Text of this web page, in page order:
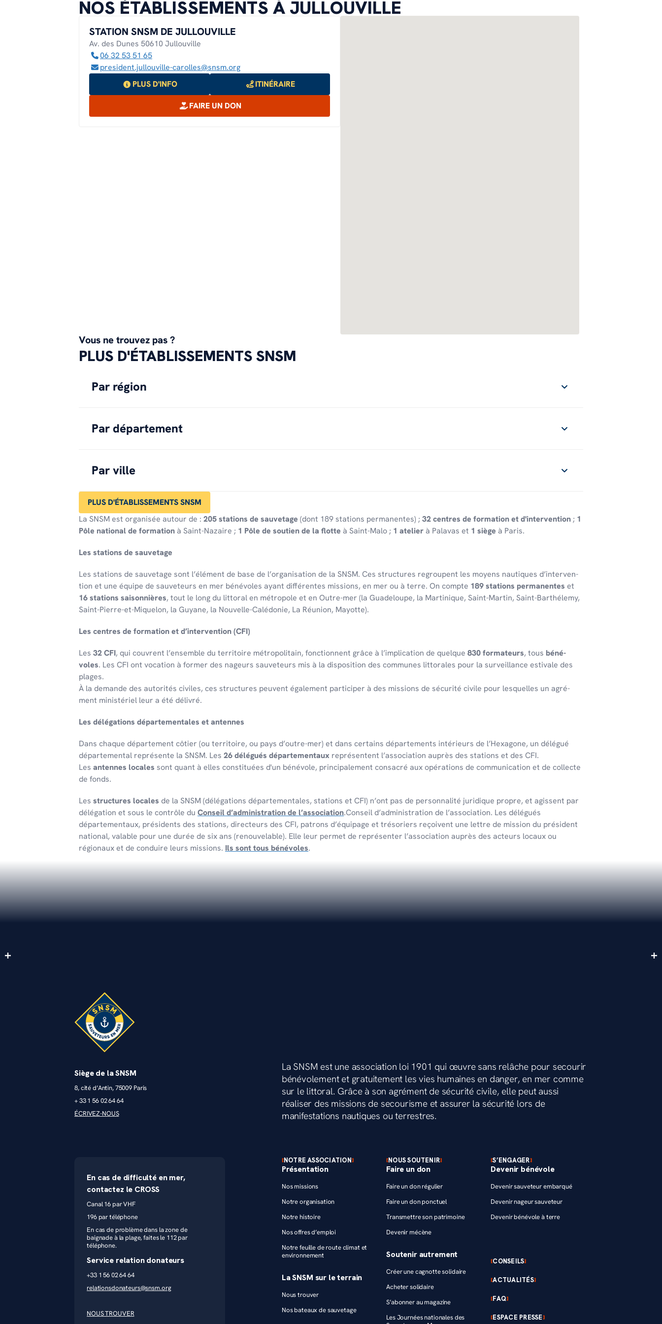
NOS ÉTABLISSEMENTS À JULLOUVILLE
STATION SNSM DE JULLOUVILLE
Av. des Dunes 50610 Jullouville
06 32 53 51 65
president.jullouville-carolles@snsm.org
PLUS D'INFO
ITINÉRAIRE
FAIRE UN DON
Vous ne trouvez pas ?
PLUS D'ÉTABLISSEMENTS SNSM
Par région
Par département
Par ville
PLUS D'ÉTABLISSEMENTS SNSM
La SNSM est organisée autour de : 205 stations de sauvetage (dont 189 stations permanentes) ; 32 centres de formation et d'intervention ; 1
Pôle national de formation à Saint-Nazaire ; 1 Pôle de soutien de la flotte à Saint-Malo ; 1 atelier à Palavas et 1 siège à Paris.
Les stations de sauve­tage
Les stations de sauve­tage sont l’élé­ment de base de l’or­ga­ni­sa­tion de la SNSM. Ces struc­tures regroupent les moyens nautiques d’in­ter­ven­
tion et une équipe de sauveteurs en mer bénévoles ayant différentes missions, en mer ou à terre. On comp­te 189 stations perma­nentes et
16 stations saison­nières, tout le long du litto­ral en métro­pole et en Outre-mer (la Guade­loupe, la Marti­nique, Saint-Martin, Saint-Barthé­lemy,
Saint-Pierre-et-Mique­lon, la Guyane, la Nouvelle-Calé­do­nie, La Réunion, Mayotte).
Les centres de forma­tion et d’in­ter­ven­tion (CFI)
Les 32 CFI, qui couvrent l’en­semble du terri­toire métro­po­li­tain, fonc­tionnent grâce à l’im­pli­ca­tion de quelque 830 forma­teurs, tous béné­
voles. Les CFI ont voca­tion à former des nageurs sauve­teurs mis à la dispo­si­tion des communes litto­rales pour la surveillance esti­vale des
plages.
À la demande des auto­ri­tés civiles, ces struc­tures peuvent égale­ment parti­ci­per à des missions de sécu­rité civile pour lesquelles un agré­
ment minis­té­riel leur a été déli­vré.
Les délé­ga­tions dépar­te­men­tales et antennes
Dans chaque dépar­te­ment côtier (ou terri­toire, ou pays d’outre-mer) et dans certains dépar­te­ments inté­rieurs de l’Hexa­gone, un délé­gué
dépar­te­men­tal repré­sente la SNSM. Les 26 délégués départementaux représentent l’association auprès des stations et des CFI.
Les antennes locales sont quant à elles constituées d'un bénévole, principalement consacré aux opérations de communication et de collecte
de fonds.
Les structures locales de la SNSM (délégations départementales, stations et CFI) n’ont pas de personnalité juridique propre, et agissent par
délégation et sous le contrôle du Conseil d’administration de l’association.Conseil d’administration de l’association. Les délégués
départementaux, présidents des stations, directeurs des CFI, patrons d’équipage et trésoriers reçoivent une lettre de mission du président
national, valable pour une durée de six ans (renouvelable). Elle leur permet de représenter l’association auprès des acteurs locaux ou
régionaux et de conduire leurs missions. Ils sont tous bénévoles.
Siège de la SNSM
8, cité d’Antin, 75009 Paris
+ 33 1 56 02 64 64
ÉCRIVEZ-NOUS
La SNSM est une association loi 1901 qui œuvre sans relâche pour secourir
bénévolement et gratuitement les vies humaines en danger, en mer comme
sur le littoral. Grâce à son agrément de sécurité civile, elle peut aussi
réaliser des missions de secourisme et assurer la sécurité lors de
manifestations nautiques ou terrestres.
En cas de difficulté en mer,
contactez le CROSS
Canal 16 par VHF
196 par téléphone
En cas de problème dans la zone de
baignade à la plage, faites le 112 par
téléphone.
Service relation donateurs
+33 1 56 02 64 64
relationsdonateurs@snsm.org
NOUS TROUVER
NOTRE ASSOCIATION
Présentation
Nos missions
Notre organisation
Notre histoire
Nos offres d’emploi
Notre feuille de route climat et
environnement
La SNSM sur le terrain
Nous trouver
Nos bateaux de sauvetage
NOUS SOUTENIR
Faire un don
Faire un don régulier
Faire un don ponctuel
Transmettre son patrimoine
Devenir mécène
Soutenir autrement
Créer une cagnotte solidaire
Acheter solidaire
S’abonner au magazine
Les Journées nationales des
S’ENGAGER
Devenir bénévole
Devenir sauveteur embarqué
Devenir nageur sauveteur
Devenir bénévole à terre
CONSEILS
ACTUALITÉS
FAQ
ESPACE PRESSE